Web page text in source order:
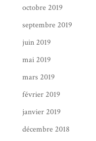
octobre 2019
septembre 2019
juin 2019
mai 2019
mars 2019
février 2019
janvier 2019
décembre 2018